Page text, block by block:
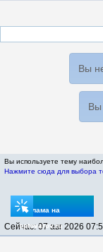
Вы
Вы
Вы используете тему
Нажмите сюда для выбора
Реклама на
sptovarov.ru
Сейчас: 07 авг 2026